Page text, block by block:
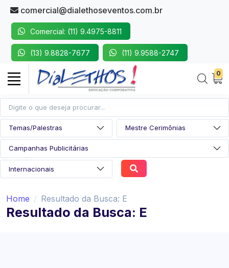
comercial@dialethoseventos.com.br
Comercial: (11) 9.4975-8811
(13) 9.8828-7677 (11) 9.9588-2747
0
Home Resultado da Busca: E
Resultado da Busca: E